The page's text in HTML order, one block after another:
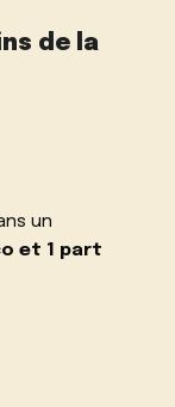
de la
un
et 1 part